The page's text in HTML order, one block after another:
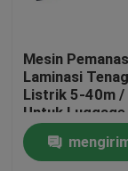
Mesin Pemanas
Laminasi
Listrik 5-40m /
Untuk
Decoration